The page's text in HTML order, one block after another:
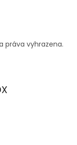
práva vyhrazena.